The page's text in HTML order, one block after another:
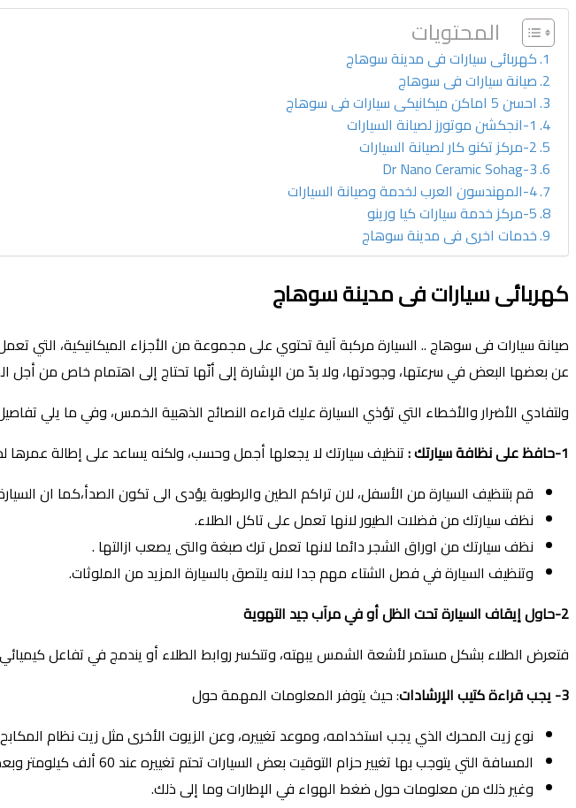
المحتويات
كهربائى سيارات فى مدينة سوهاج
صيانة سيارات فى سوهاج
احسن 5 اماكن ميكانيكى سيارات فى سوهاج
1-انجكشن موتورز لصيانة السيارات
2-مركز تكنو كار لصيانة السيارات
3-Dr Nano Ceramic Sohag
4-المهندسون العرب لخدمة وصيانة السيارات
5-مركز خدمة سيارات كيا ورينو
خدمات اخرى فى مدينة سوهاج
كهربائى سيارات فى مدينة سوهاج
صيانة سيارات فى سوهاج .. السيارة مركبة آلية تحتوي على مجموعة من الأجزاء الميكانيكية،
عن بعضها البعض في سرعتها، وجودتها، ولا بدّ من الإشارة إلى أنّها تحتاج إلى اهتمام خاص من
ولتفادي الأضرار والأخطاء التي تؤذي السيارة عليك قراءه النصائح الذهبية الخمس، وفي ما يلي
1-حافظ على نظافة سيارتك :
تنظيف سيارتك لا يجعلها أجمل وحسب، ولكنه يساعد على إطالة عمرها
قم بتنظيف السيارة من الأسفل، لان تراكم الطين والرطوبة يؤدى الى تكون الصدأ،كما ان
نظف سيارتك من فضلات الطيور لانها تعمل على تاكل الطلاء.
نظف سيارتك من اوراق الشجر دائما لانها تعمل ترك صبغة والتى يصعب ازالتها .
وتنظيف السيارة في فصل الشتاء مهم جدا لانه يلتصق بالسيارة المزيد من الملوثات.
2-حاول إيقاف السيارة تحت الظل أو في مرآب جيد التهوية
فتعرض الطلاء بشكل مستمر لأشعة الشمس يبهته، وتتكسر روابط الطلاء أو يندمج في تفاعل
3- يجب قراءة كتيب الإرشادات
: حيث يتوفر المعلومات المهمة حول
نوع زيت المحرك الذي يجب استخدامه، وموعد تغييره، وعن الزيوت الأخرى مثل زيت نظام
المسافة التي يتوجب بها تغيير حزام التوقيت بعض السيارات تحتم تغييره عند 60 ألف كيلومتر وبعضها عند 120 الف.
وغير ذلك من معلومات حول ضغط الهواء في الإطارات وما إلى ذلك.